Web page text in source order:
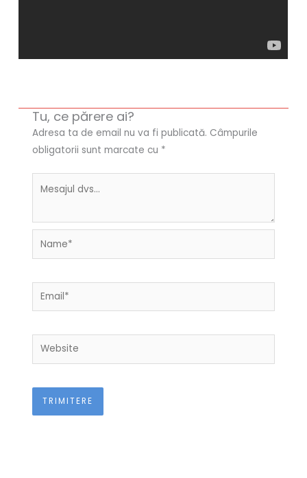
Tu, ce părere ai?
Adresa ta de email nu va fi publicată. Câmpurile
obligatorii sunt marcate cu *
Name*
Email*
Website